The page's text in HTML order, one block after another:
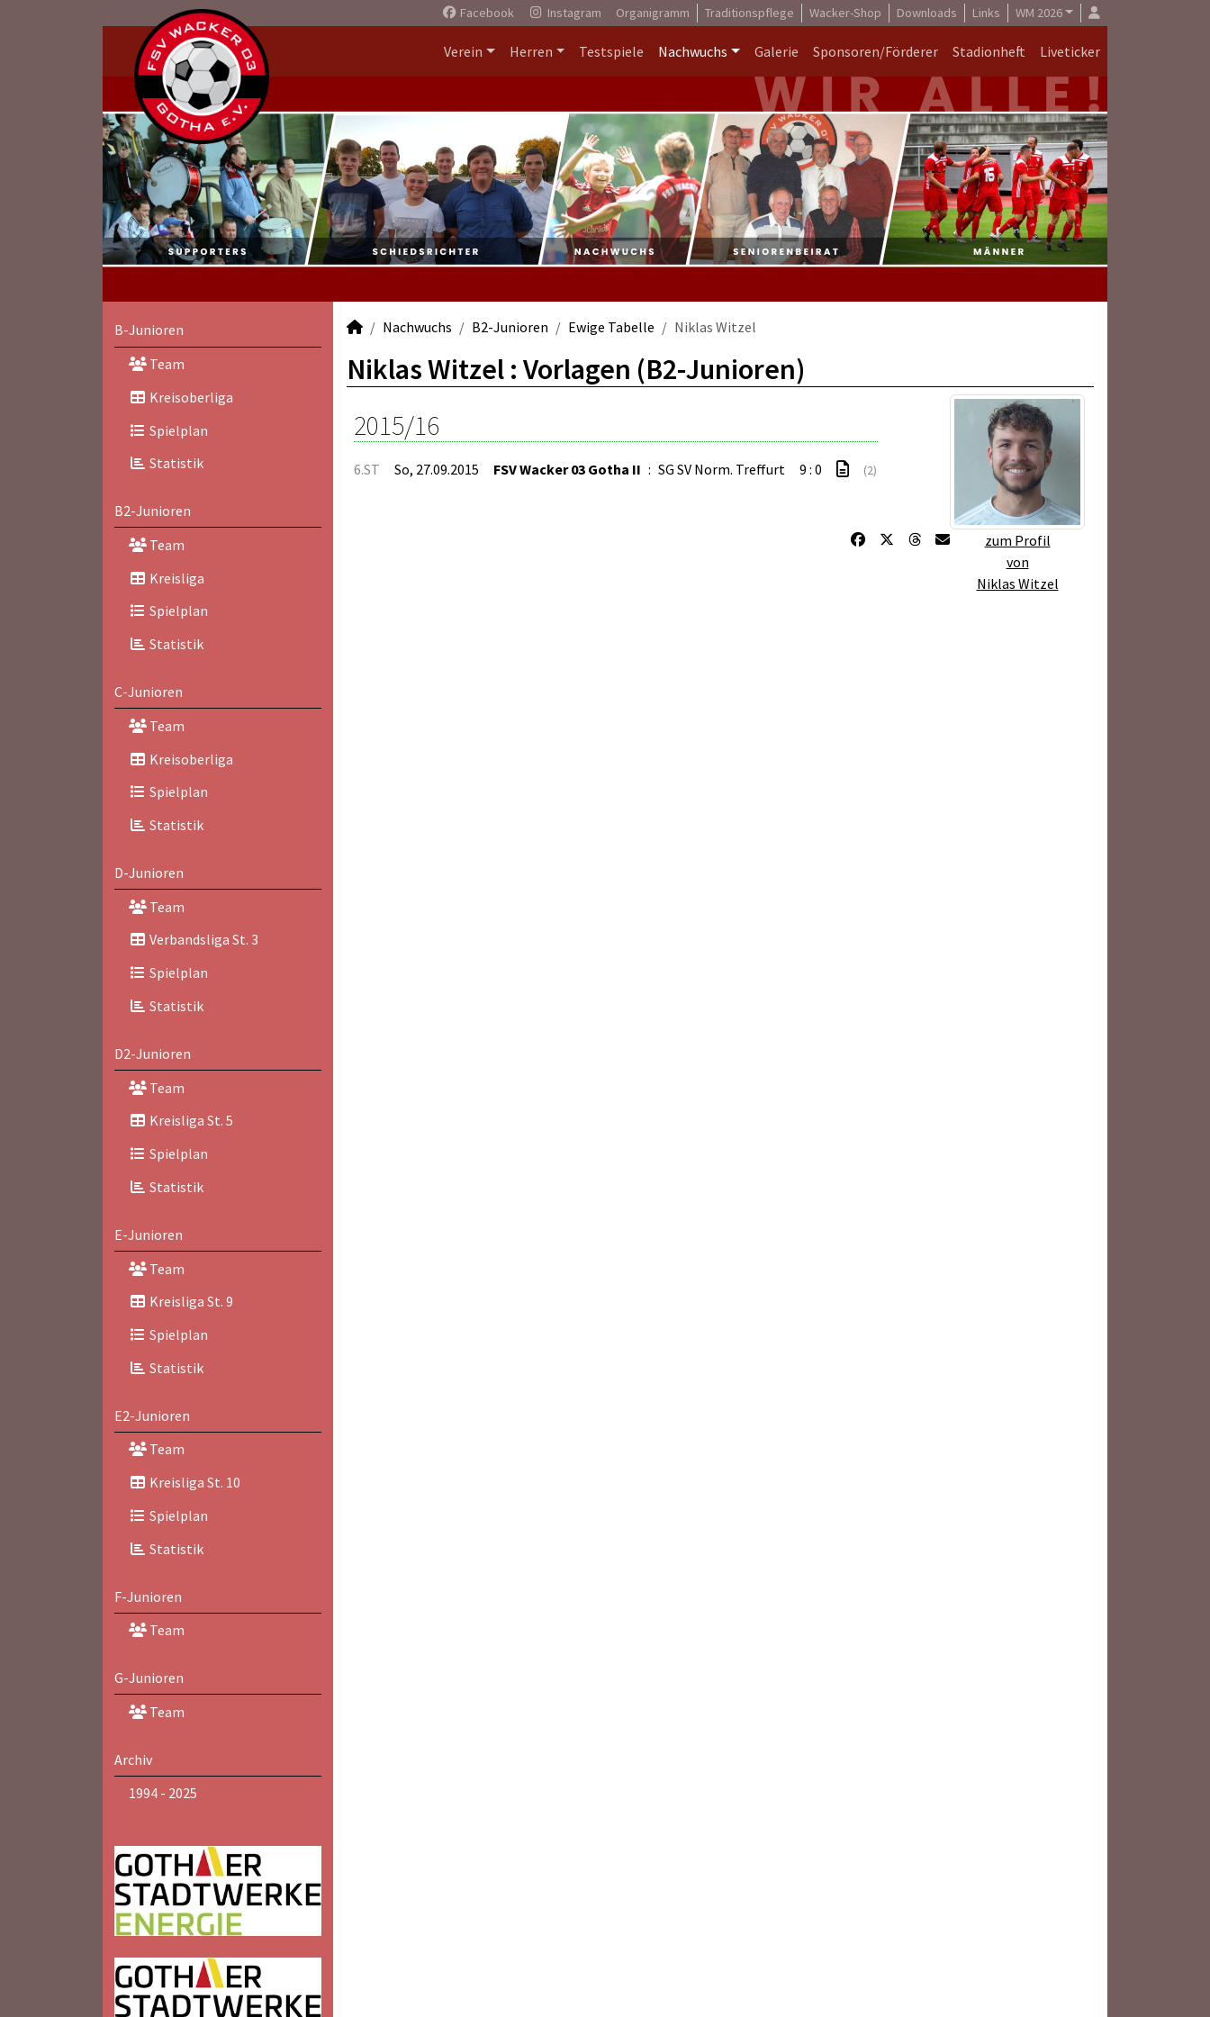
Facebook Instagram Organigramm Traditionspflege Wacker-Shop Downloads Links WM 2026
Verein Herren Testspiele Nachwuchs Galerie Sponsoren/Förderer Stadionheft Liveticker
B-Junioren
Team
Kreisoberliga
Spielplan
Statistik
B2-Junioren
Team
Kreisliga
Spielplan
Statistik
C-Junioren
Team
Kreisoberliga
Spielplan
Statistik
D-Junioren
Team
Verbandsliga St. 3
Spielplan
Statistik
D2-Junioren
Team
Kreisliga St. 5
Spielplan
Statistik
E-Junioren
Team
Kreisliga St. 9
Spielplan
Statistik
E2-Junioren
Team
Kreisliga St. 10
Spielplan
Statistik
F-Junioren
Team
G-Junioren
Team
Archiv
1994 - 2025
Nachwuchs B2-Junioren Ewige Tabelle Niklas Witzel
Niklas Witzel : Vorlagen (B2-Junioren)
zum Profil
von
Niklas Witzel
2015/16
6.ST So, 27.09.2015 FSV Wacker 03 Gotha II : SG SV Norm. Treffurt 9 : 0 (2)